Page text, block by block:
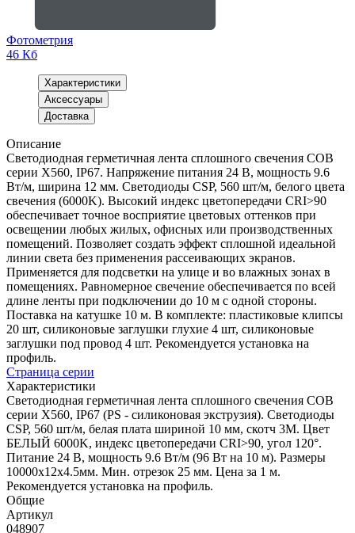
Фотометрия
46 Кб
Характеристики
Аксессуары
Доставка
Описание
Светодиодная герметичная лента сплошного свечения COB
серии X560, IP67. Напряжение питания 24 В, мощность 9.6
Вт/м, ширина 12 мм. Светодиоды CSP, 560 шт/м, белого цвета
свечения (6000K). Высокий индекс цветопередачи CRI>90
обеспечивает точное восприятие цветовых оттенков при
освещении любых жилых, офисных или производственных
помещений. Позволяет создать эффект сплошной идеальной
линии света без применения рассеивающих экранов.
Применяется для подсветки на улице и во влажных зонах в
помещениях. Равномерное свечение обеспечивается по всей
длине ленты при подключении до 10 м с одной стороны.
Поставка на катушке 10 м. В комплекте: пластиковые клипсы
20 шт, силиконовые заглушки глухие 4 шт, силиконовые
заглушки под провод 4 шт. Рекомендуется установка на
профиль.
Страница серии
Характеристики
Светодиодная герметичная лента сплошного свечения COB
серии X560, IP67 (PS - силиконовая экструзия). Светодиоды
CSP, 560 шт/м, белая плата шириной 10 мм, скотч 3M. Цвет
БЕЛЫЙ 6000K, индекс цветопередачи CRI>90, угол 120°.
Питание 24 В, мощность 9.6 Вт/м (96 Вт на 10 м). Размеры
10000x12x4.5мм. Мин. отрезок 25 мм. Цена за 1 м.
Рекомендуется установка на профиль.
Общие
Артикул
048907